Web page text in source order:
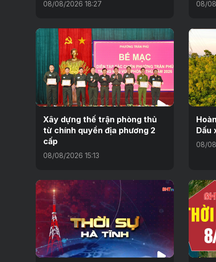
08/08/2026 18:27 08/
Xây dựng thế trận phòng thủ
từ chính quyền địa phương 2
cấp
08/08/2026 15:13
Dấu
08/